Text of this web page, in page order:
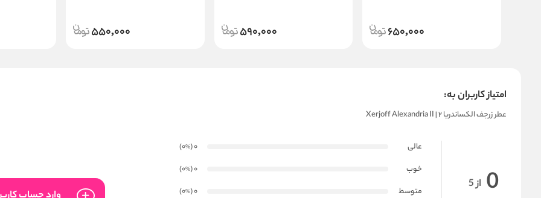
650,000
590,000
550,000
امتیاز کاربران به:
عطر زرجف الکساندریا ۲ | Xerjoff Alexandria II
0 از 5
عالی 0
(0
%
)
خوب
0
(0
%
)
متوسط
0
(0
%
)